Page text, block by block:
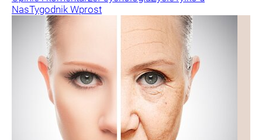
NasTygodnik Wprost